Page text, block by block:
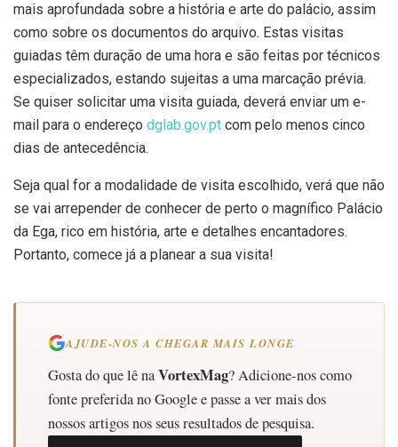
mais aprofundada sobre a história e arte do palácio, assim
como sobre os documentos do arquivo. Estas visitas
guiadas têm duração de uma hora e são feitas por técnicos
especializados, estando sujeitas a uma marcação prévia.
Se quiser solicitar uma visita guiada, deverá enviar um e-
mail para o endereço dglab.gov.pt com pelo menos cinco
dias de antecedência.
Seja qual for a modalidade de visita escolhido, verá que não
se vai arrepender de conhecer de perto o magnífico Palácio
da Ega, rico em história, arte e detalhes encantadores.
Portanto, comece já a planear a sua visita!
AJUDE-NOS A CHEGAR MAIS LONGE
Gosta do que lê naVortexMag? Adicione-nos como
fonte preferida no Google e passe a ver mais dos
nossos artigos nos seus resultados de pesquisa.